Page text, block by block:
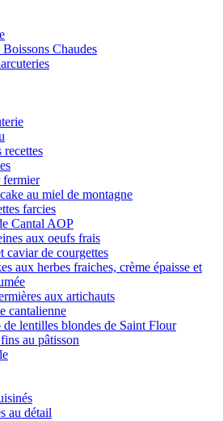
Chaudes
recettes
fermier
au miel de montagne
farcies
Cantal AOP
aux oeufs frais
caviar de courgettes
aux herbes fraiches, crème épaisse et
aux artichauts
cantalienne
de lentilles blondes de Saint Flour
au pâtisson
au détail